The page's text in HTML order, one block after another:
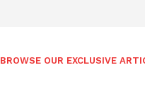
BROWSE OUR EXCLUSIVE